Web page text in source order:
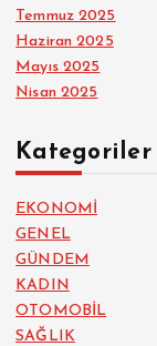
Temmuz 2025
Haziran 2025
Mayıs 2025
Nisan 2025
Kategoriler
EKONOMİ
GENEL
GÜNDEM
KADIN
OTOMOBİL
SAĞLIK